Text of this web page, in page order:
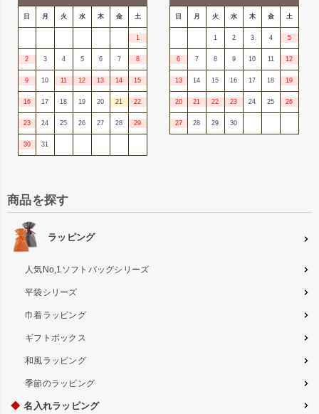
日 月 火 水 木 金 土
1
2 3 4 5 6 7 8
9 10 11 12 13 14 15
16 17 18 19 20 21 22
23 24 25 26 27 28 29
30 31
日 月 火 水 木 金 土
1 2 3 4 5
6 7 8 9 10 11 12
13 14 15 16 17 18 19
20 21 22 23 24 25 26
27 28 29 30
商品を探す
ラッピング
人気No,1ソフトバッグシリーズ
平袋シリーズ
巾着ラッピング
ギフトボックス
和風ラッピング
季節のラッピング
◆ 名入れラッピング